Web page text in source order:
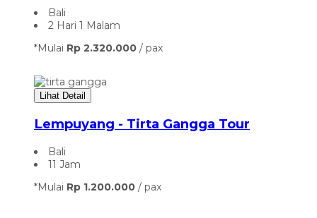
Bali
2 Hari 1 Malam
*Mulai Rp 2.320.000 / pax
Lihat Detail
Lempuyang - Tirta Gangga Tour
Bali
11 Jam
*Mulai Rp 1.200.000 / pax